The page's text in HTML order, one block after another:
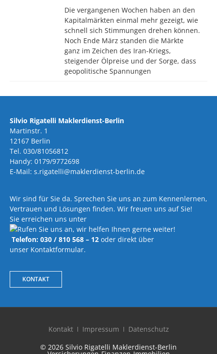
Die vergangenen Wochen haben an den
Kapitalmärkten einmal mehr gezeigt, wie
schnell sich Stimmungen drehen können.
Noch Ende März standen die Märkte
ganz im Zeichen des Iran-Kriegs,
steigender Ölpreise und der Sorge, dass
geopolitische Spannungen
Silvio Rigatelli Maklerdienst-Berlin
Martinstr. 1
12167 Berlin
Tel. 030/81056812
Handy: 0179/9772698
E-Mail: s.rigatelli@maklerdienst-berlin.de
Wir sind für Sie da. Sprechen Sie uns an zum Kennenlernen,
Vertrauen und Lösungen finden. Wir freuen uns auf Sie!
Sie erreichen uns unter
Telefon: 030 / 810 568 – 12 oder direkt über
unser Kontaktformular.
KONTAKT
Kontakt Impressum
Datenschutz
© 2026 Silvio Rigatelli Maklerdienst-Berlin